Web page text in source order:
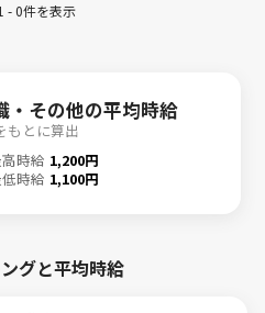
- 0件を表示
・その他の平均時給
もとに算出
時給 1,200円
時給 1,100円
グと平均時給